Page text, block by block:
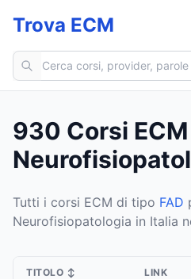
Trova ECM
Cerca corsi ECM
930 Corsi
Tutti i corsi ECM di tipo FAD
Neurofisiopatologia in Italia
TITOLO ↕ LINK